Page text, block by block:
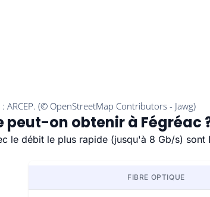
peut-on obtenir à Fégréac
le débit le plus rapide (jusqu'à 8 Gb/s) sont
FIBRE OPTIQUE